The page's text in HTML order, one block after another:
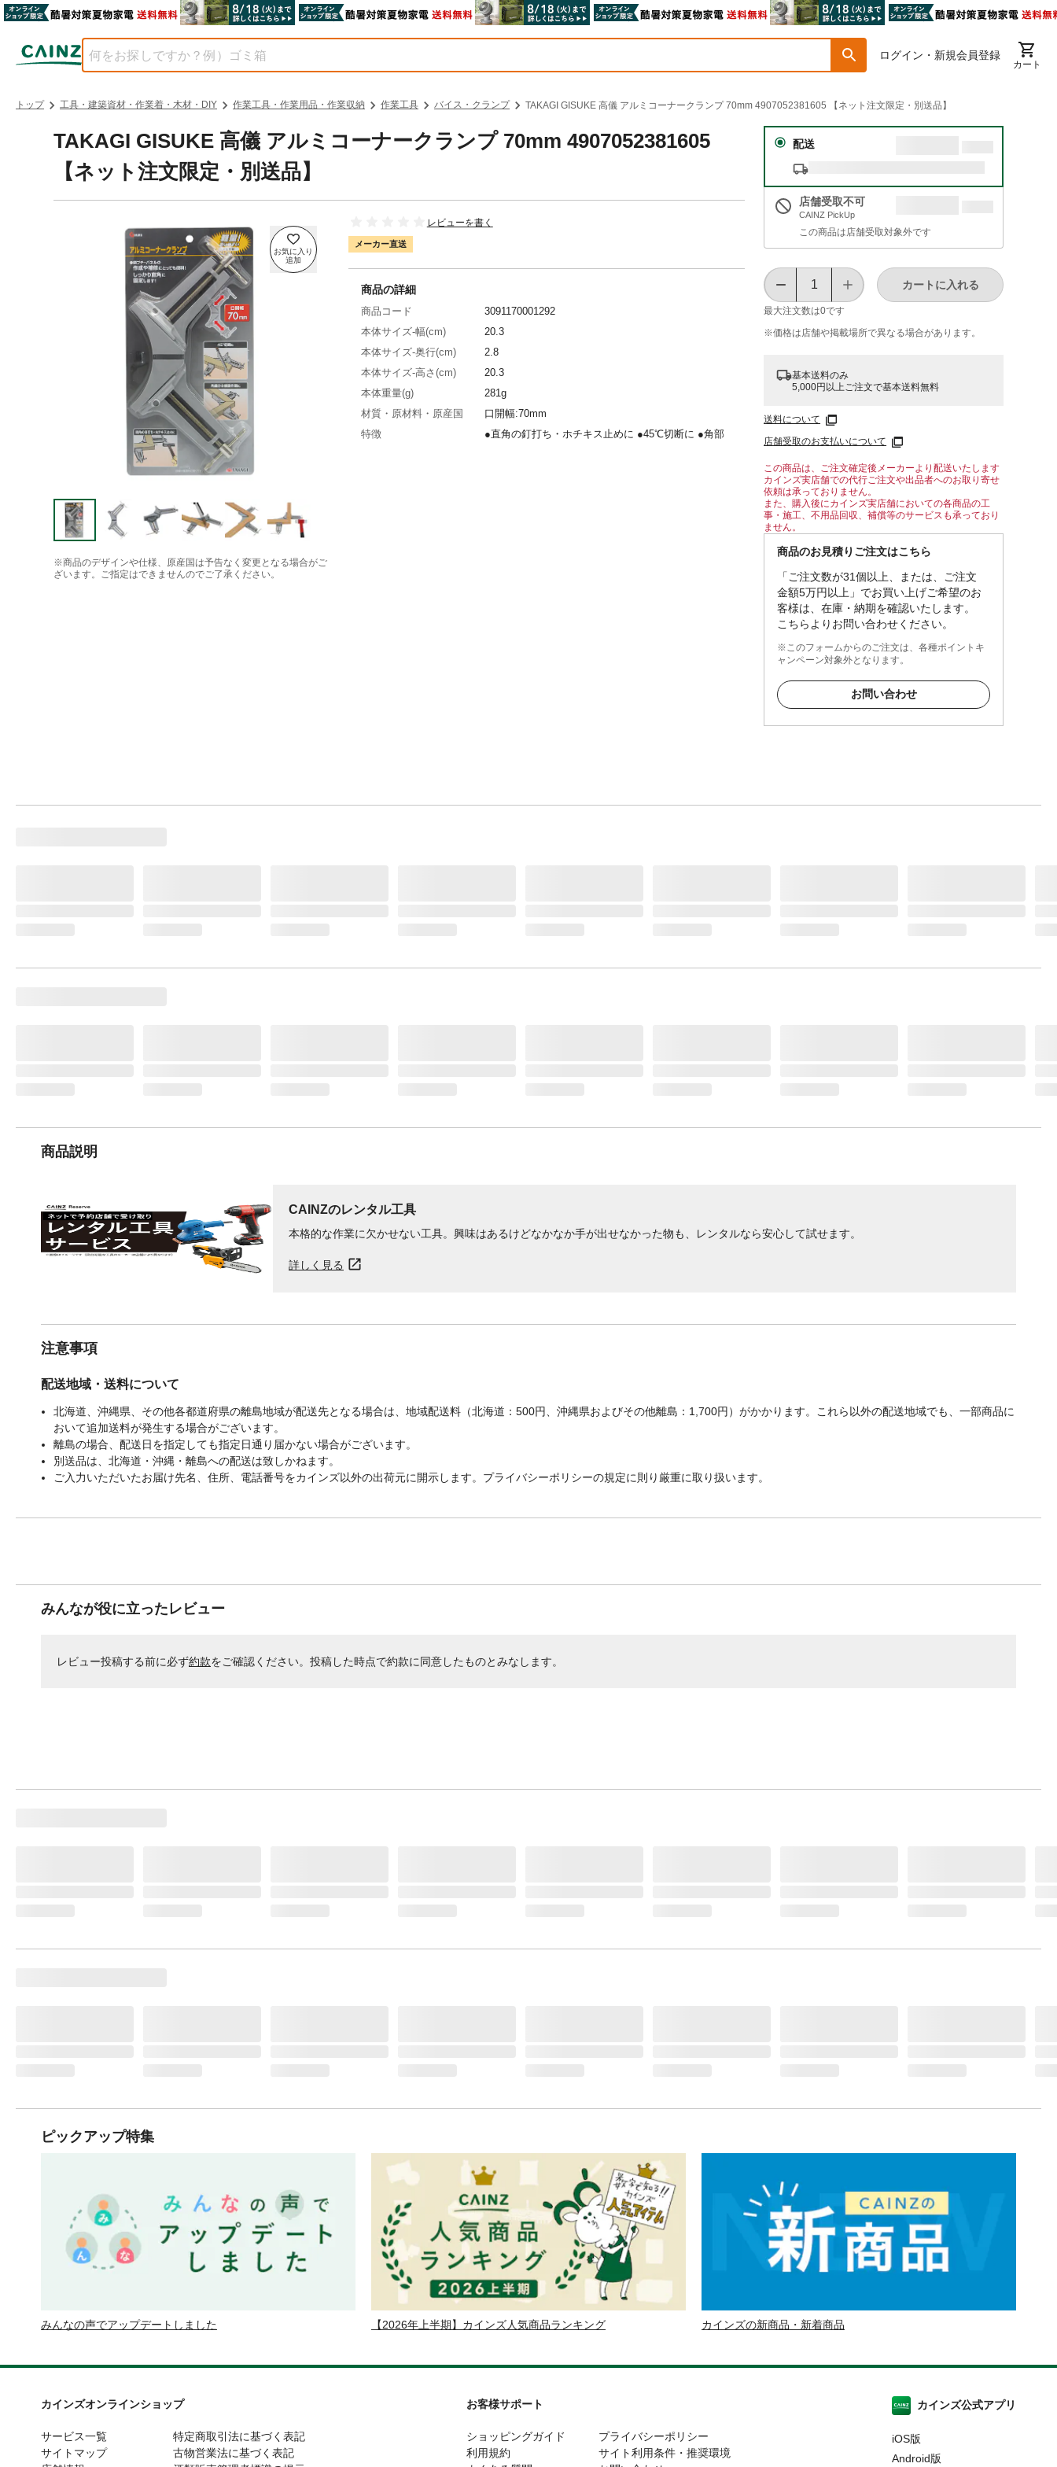
ログイン・新規会員登録
カート
トップ 工具・建築資材・作業着・木材・DIY 作業工具・作業用品・作業収納 作業工具 バイス・クランプ TAKAGI GISUKE 高儀 アルミコーナークランプ 70mm 4907052381605 【ネット注文限定・別送品】
TAKAGI GISUKE 高儀 アルミコーナークランプ 70mm 4907052381605
【ネット注文限定・別送品】
※商品のデザインや仕様、原産国は予告なく変更となる場合がご
ざいます。ご指定はできませんのでご了承ください。
レビューを書く
メーカー直送
配送
店舗受取不可
CAINZ PickUp
この商品は店舗受取対象外です
最大注文数は0です
カートに入れる
※価格は​店舗や​掲載場所で​異なる​場合が​あります。
基本送料のみ
5,000円以上ご注文で基本送料無料
送料について
店舗受取のお支払いについて
この商品は、ご注文確定後メーカーより配送いたします
カインズ実店舗での代行ご注文や出品者へのお取り寄せ
依頼は承っておりません。
また、購入後にカインズ実店舗においての各商品の工
事・施工、不用品回収、補償等のサービスも承っており
ません。
商品のお見積りご注文はこちら
「ご注文数が31個以上、または、ご注文
金額5万円以上」でお買い上げご希望のお
客様は、在庫・納期を確認いたします。
こちらよりお問い合わせください。
※このフォームからのご注文は、各種ポイントキ
ャンペーン対象外となります。
お問い合わせ
商品の詳細
商品コード
3091170001292
本体サイズ-幅(cm)
20.3
本体サイズ-奥行(cm)
2.8
本体サイズ-高さ(cm)
20.3
本体重量(g)
281g
材質・原材料・原産国
口開幅:70mm
特徴
●直角の釘打ち・ホチキス止めに ●45℃切断に ●角部
商品説明
CAINZのレンタル工具
本格的な作業に欠かせない工具。興味はあるけどなかなか手が出せなかった物も、レンタルなら安心して試せます。
詳しく見る
注意事項
配送地域・送料について
北海道、沖縄県、その他各都道府県の離島地域が配送先となる場合は、地域配送料（北海道：500円、沖縄県およびその他離島：1,700円）がかかります。これら以外の配送地域でも、一部商品に
おいて追加送料が発生する場合がございます。
離島の場合、配送日を指定しても指定日通り届かない場合がございます。
別送品は、北海道・沖縄・離島への配送は致しかねます。
ご入力いただいたお届け先名、住所、電話番号をカインズ以外の出荷元に開示します。プライバシーポリシーの規定に則り厳重に取り扱います。
みんなが役に立ったレビュー
レビュー投稿する前に必ず約款をご確認ください。投稿した時点で約款に同意したものとみなします。
ピックアップ特集
みんなの声でアップデートしました 【2026年上半期】カインズ人気商品ランキング カインズの新商品・新着商品
カインズオンラインショップ
サービス一覧
サイトマップ
特定商取引法に基づく表記
古物営業法に基づく表記
お客様サポート
ショッピングガイド
利用規約
プライバシーポリシー
サイト利用条件・推奨環境
カインズ公式アプリ
iOS版
Android版